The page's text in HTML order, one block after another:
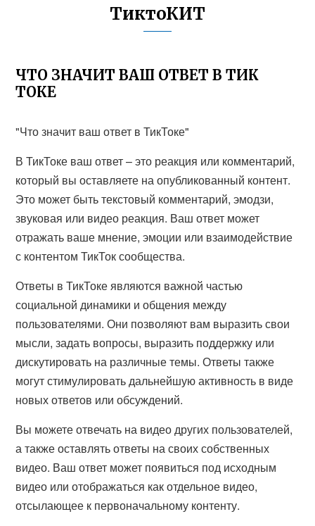
ТиктоКИТ
ЧТО ЗНАЧИТ ВАШ ОТВЕТ В ТИК
ТОКЕ
"Что значит ваш ответ в ТикТоке"
В ТикТоке ваш ответ – это реакция или комментарий,
который вы оставляете на опубликованный контент.
Это может быть текстовый комментарий, эмодзи,
звуковая или видео реакция. Ваш ответ может
отражать ваше мнение, эмоции или взаимодействие
с контентом ТикТок сообщества.
Ответы в ТикТоке являются важной частью
социальной динамики и общения между
пользователями. Они позволяют вам выразить свои
мысли, задать вопросы, выразить поддержку или
дискутировать на различные темы. Ответы также
могут стимулировать дальнейшую активность в виде
новых ответов или обсуждений.
Вы можете отвечать на видео других пользователей,
а также оставлять ответы на своих собственных
видео. Ваш ответ может появиться под исходным
видео или отображаться как отдельное видео,
отсылающее к первоначальному контенту.